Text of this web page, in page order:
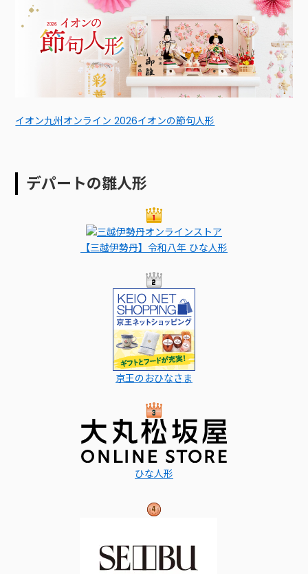
イオン九州オンライン 2026イオンの節句人形
デパートの雛人形
【三越伊勢丹】令和八年 ひな人形
京王のおひなさま
ひな人形